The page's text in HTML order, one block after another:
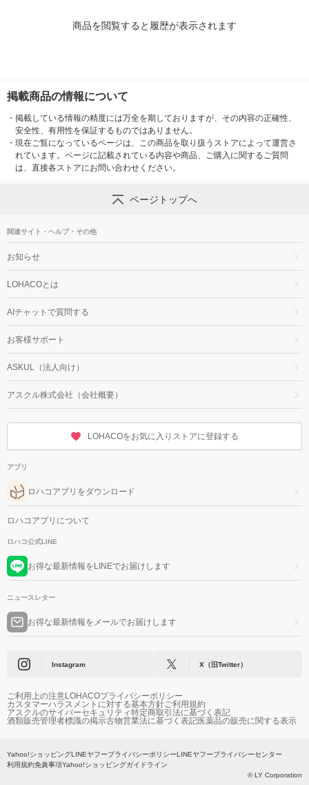
商品を閲覧すると履歴が表示されます
掲載商品の情報について
・ 掲載している情報の精度には万全を期しておりますが、その内容の正確性、
安全性、有用性を保証するものではありません。
・ 現在ご覧になっているページは、この商品を取り扱うストアによって運営さ
れています。ページに記載されている内容や商品、ご購入に関するご質問
は、直接各ストアにお問い合わせください。
ページトップへ
関連サイト・ヘルプ・その他
お知らせ
LOHACOとは
AIチャットで質問する
お客様サポート
ASKUL（法人向け）
アスクル株式会社（会社概要）
LOHACOをお気に入りストアに登録する
アプリ
ロハコアプリをダウンロード
ロハコアプリについて
ロハコ公式LINE
お得な最新情報をLINEでお届けします
ニュースレター
お得な最新情報をメールでお届けします
Instagram X（旧Twitter）
ご利用上の注意LOHACOプライバシーポリシー
カスタマーハラスメントに対する基本方針ご利用規約
アスクルのサイバーセキュリティ特定商取引法に基づく表記
酒類販売管理者標識の掲示古物営業法に基づく表記医薬品の販売に関する表示
Yahoo!ショッピングLINEヤフープライバシーポリシーLINEヤフープライバシーセンター
利用規約免責事項Yahoo!ショッピングガイドライン
© LY Corporation